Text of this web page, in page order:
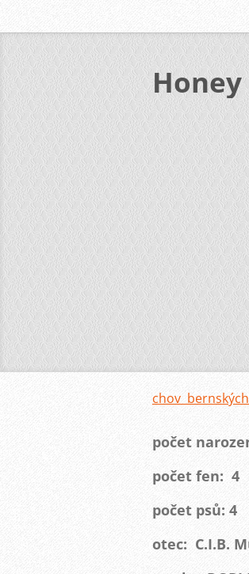
chov
počet
počet fen: 4
počet psů: 4
otec: C.I.B.